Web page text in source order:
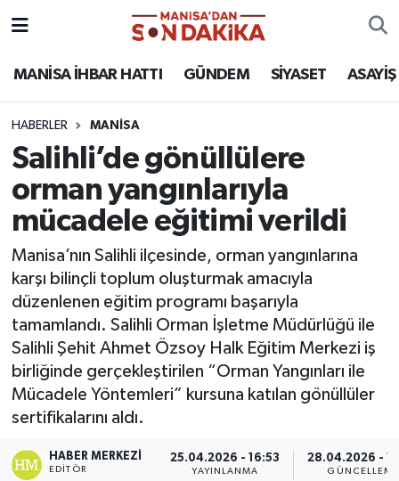
MANİSA İHBAR HATTI GÜNDEM SİYASET ASAYİŞ
HABERLER MANİSA
Salihli’de gönüllülere
orman yangınlarıyla
mücadele eğitimi verildi
Manisa’nın Salihli ilçesinde, orman yangınlarına
karşı bilinçli toplum oluşturmak amacıyla
düzenlenen eğitim programı başarıyla
tamamlandı. Salihli Orman İşletme Müdürlüğü ile
Salihli Şehit Ahmet Özsoy Halk Eğitim Merkezi iş
birliğinde gerçekleştirilen “Orman Yangınları ile
Mücadele Yöntemleri” kursuna katılan gönüllüler
sertifikalarını aldı.
HABER MERKEZI
EDITÖR
25.04.2026 - 16:53
YAYINLANMA
28.04.2026 -
GÜNCELLEME
ASAYİŞ
KÜLTÜR-SANAT
MAGAZİN
MANİSA'DA TRAFİK
SİYASET
SPOR
YAŞAM
İLETİŞİM
Hava Durumu
Puan Durumu ve Fikstür
Tüm Manşetler
Son Dakika Haberleri
Haber Arşivi